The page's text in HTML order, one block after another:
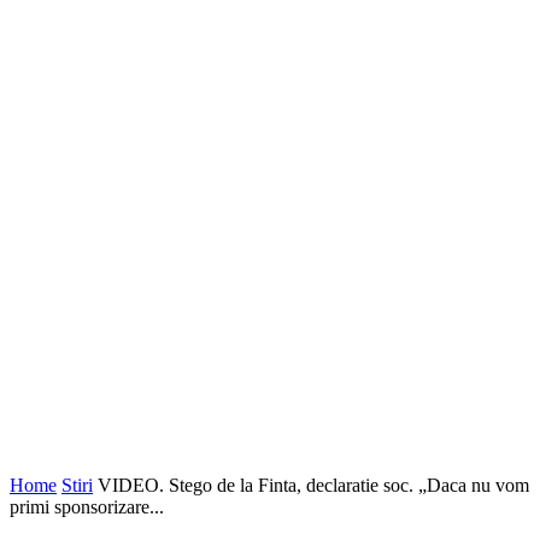
Home Stiri VIDEO. Stego de la Finta, declaratie soc. „Daca nu vom
primi sponsorizare...